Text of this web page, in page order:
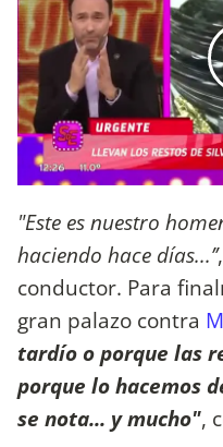
"Este es nuestro
haciendo hace días...’’
conductor. Para
gran palazo contra
tardío o porque las
porque lo hacemos
se nota... y mucho",